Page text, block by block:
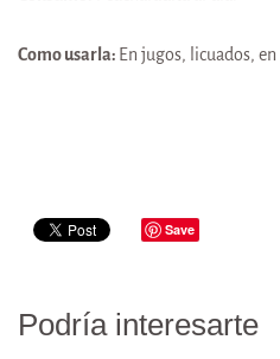
Como usarla: En jugos, licuados,
Save
Podría interesarte